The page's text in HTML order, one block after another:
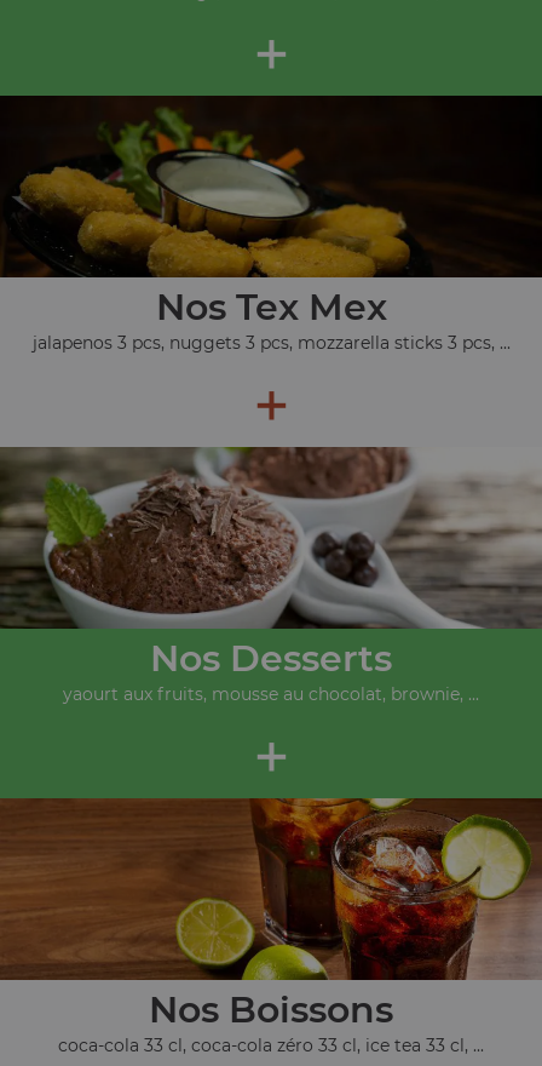
+
Nos Tex Mex
jalapenos 3 pcs, nuggets 3 pcs, mozzarella sticks 3 pcs, ...
+
Nos Desserts
yaourt aux fruits, mousse au chocolat, brownie, ...
+
Nos Boissons
coca-cola 33 cl, coca-cola zéro 33 cl, ice tea 33 cl, ...